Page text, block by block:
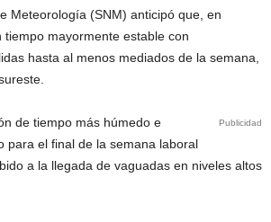
Meteorología (SNM) anticipó que, en
mayormente estable con
hasta al menos mediados de la semana,
Publicidad
de tiempo más húmedo e
para el final de la semana laboral
a la llegada de vaguadas en niveles altos